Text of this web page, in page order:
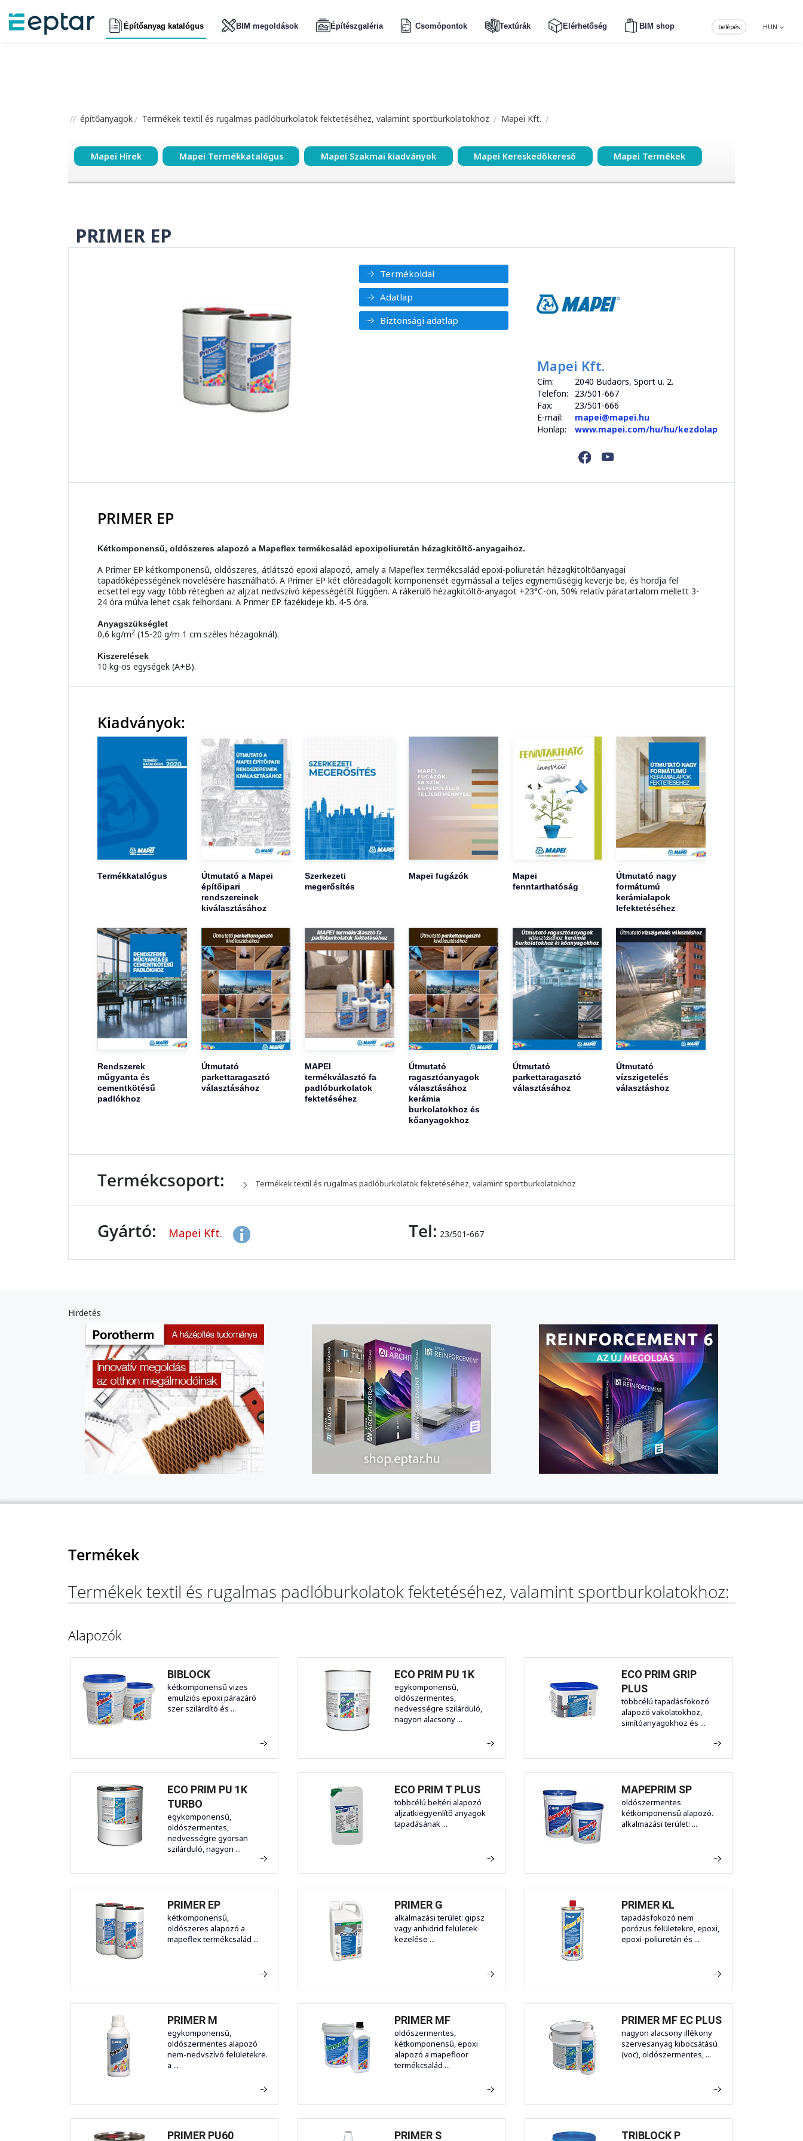
Építőanyag katalógus BIM megoldások Építészgaléria Csomópontok Textúrák Elérhetőség BIM shop HUN
belépés
építőanyagok Termékek textil és rugalmas padlóburkolatok fektetéséhez, valamint sportburkolatokhoz Mapei Kft.
Mapei Hírek Mapei Termékkatalógus Mapei Szakmai kiadványok Mapei Kereskedőkereső Mapei Termékek
PRIMER EP
Termékoldal
Adatlap
Biztonsági adatlap
Mapei Kft.
Cím:
2040 Budaörs, Sport u. 2.
Telefon:
23/501-667
Fax:
23/501-666
E-mail:
mapei@mapei.hu
Honlap:
www.mapei.com/hu/hu/kezdolap
PRIMER EP
Kétkomponensű, oldószeres alapozó a Mapeflex termékcsalád epoxipoliuretán hézagkitöltő-anyagaihoz.
A Primer EP kétkomponensű, oldószeres, átlátszó epoxi alapozó, amely a Mapeflex termékcsalád epoxi-poliuretán hézagkitöltőanyagai
tapadóképességének növelésére használható. A Primer EP két előreadagolt komponensét egymással a teljes egyneműségig keverje be, és hordja fel
ecsettel egy vagy több rétegben az aljzat nedvszívó képességétől függően. A rákerülő hézagkitöltő-anyagot +23°C-on, 50% relatív páratartalom mellett 3-
24 óra múlva lehet csak felhordani. A Primer EP fazékideje kb. 4-5 óra.
Anyagszükséglet
0,6 kg/m2 (15-20 g/m 1 cm széles hézagoknál).
Kiszerelések
10 kg-os egységek (A+B).
Kiadványok:
Termékkatalógus
Útmutató a Mapei
építőipari
rendszereinek
kiválasztásához
Szerkezeti
megerősítés
Mapei fugázók
Mapei
fenntarthatóság
Útmutató nagy
formátumú
kerámialapok
lefektetéséhez
Rendszerek
műgyanta és
cementkötésű
padlókhoz
Útmutató
parkettaragasztó
választásához
MAPEI
termékválasztó fa
padlóburkolatok
fektetéséhez
Útmutató
ragasztóanyagok
választásához
kerámia
burkolatokhoz és
kőanyagokhoz
Útmutató
parkettaragasztó
választásához
Útmutató
vízszigetelés
választáshoz
Termékcsoport: Termékek textil és rugalmas padlóburkolatok fektetéséhez, valamint sportburkolatokhoz
Gyártó: Mapei Kft. Tel: 23/501-667
Hirdetés
Termékek
Termékek textil és rugalmas padlóburkolatok fektetéséhez, valamint sportburkolatokhoz:
Alapozók
BIBLOCK
kétkomponensű vizes
emulziós epoxi párazáró
szer szilárdító és ...
ECO PRIM PU 1K
egykomponensű,
oldószermentes,
nedvességre szilárduló,
nagyon alacsony ...
ECO PRIM GRIP
PLUS
többcélú tapadásfokozó
alapozó vakolatokhoz,
simítóanyagokhoz és ...
ECO PRIM PU 1K
TURBO
egykomponensű,
oldószermentes,
nedvességre gyorsan
szilárduló, nagyon ...
ECO PRIM T PLUS
többcélú beltéri alapozó
aljzatkiegyenlítő anyagok
tapadásának ...
MAPEPRIM SP
oldószermentes
kétkomponensű alapozó.
alkalmazási terület: ...
PRIMER EP
kétkomponensű,
oldószeres alapozó a
mapeflex termékcsalád ...
PRIMER G
alkalmazási terület: gipsz
vagy anhidrid felületek
kezelése ...
PRIMER KL
tapadásfokozó nem
porózus felületekre, epoxi,
epoxi-poliuretán és ...
PRIMER M
egykomponensű,
oldószermentes alapozó
nem-nedvszívó felületekre.
a ...
PRIMER MF
oldószermentes,
kétkomponensű, epoxi
alapozó a mapefloor
termékcsalád ...
PRIMER MF EC PLUS
nagyon alacsony illékony
szervesanyag kibocsátású
(voc), oldószermentes, ...
PRIMER PU60 PRIMER S TRIBLOCK P